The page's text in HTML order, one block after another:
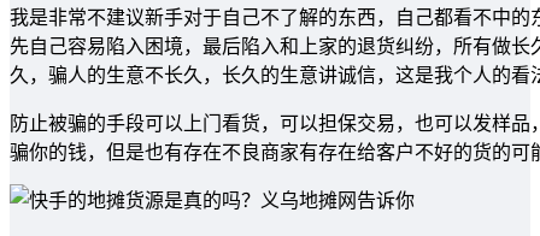
我是非常不建议新手对于自己不了解的东西，自己都看不中
先自己容易陷入困境，最后陷入和上家的退货纠纷，所有做
久，骗人的生意不长久，长久的生意讲诚信，这是我个人的
防止被骗的手段可以上门看货，可以担保交易，也可以发样
骗你的钱，但是也有存在不良商家有存在给客户不好的货的